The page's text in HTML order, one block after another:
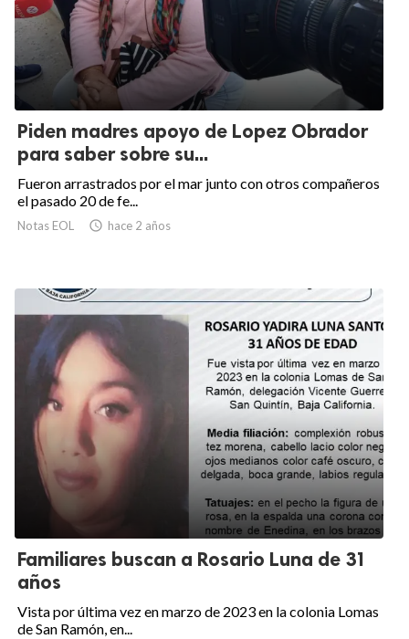
Piden madres apoyo de Lopez Obrador
para saber sobre su...
Fueron arrastrados por el mar junto con otros compañeros
el pasado 20 de fe...
Notas EOL  hace 2 años
Familiares buscan a Rosario Luna de 31
años
Vista por última vez en marzo de 2023 en la colonia Lomas
de San Ramón, en...